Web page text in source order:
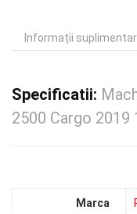
Informații
Specificatii:
2500 Cargo 2019
Marca